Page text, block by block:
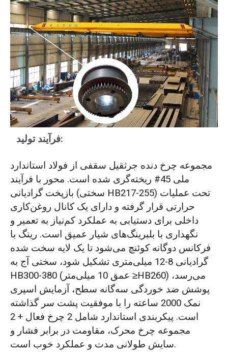
فرآیند تولید:
مجموعه چرخ دنده جرثقیل سقفی از فولاد استاندارد
ملی 45# ریخته‌گری شده است. محور با فرآیند
بازپخت گرادیانی (سختی HB217-255) تحت عملیات
حرارتی قرار گرفته و دارای یک کانال روغن‌کاری
داخلی برای دستیابی به عملکرد کم‌نیاز به تعمیر و
نگهداری با بلبرینگ‌های شیار عمیق است. رینگ با
فرکانس دوگانه کوئنچ می‌شود تا یک لایه سخت شده
گرادیانی 8-12 میلی‌متری تشکیل شود، سختی آج به
HB300-380 (عمق 10 میلی‌متر ≥HB260) می‌رسد،
پوشش ضد خوردگی سه‌گانه سطح، آزمایش اسپری
نمک 2000 ساعته را با موفقیت پشت سر گذاشته
است. پیکربندی استاندارد شامل 2 چرخ فعال + 2
مجموعه چرخ محرک، مقاومت در برابر فشار و
سایش طولانی مدت و عملکرد خوب است.